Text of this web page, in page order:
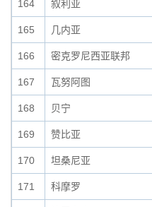
164 叙利亚
165 几内亚
166 密克罗尼西亚联邦
167 瓦努阿图
168 贝宁
169 赞比亚
170 坦桑尼亚
171 科摩罗